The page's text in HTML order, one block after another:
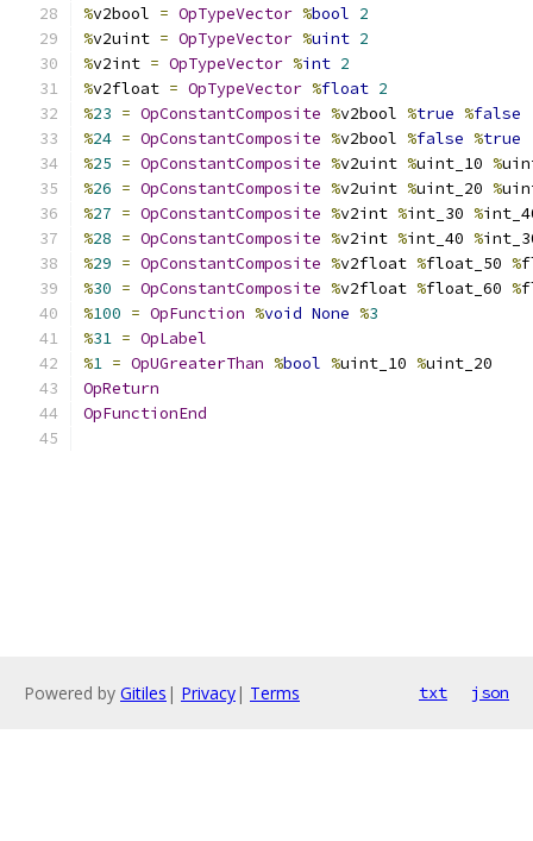
%v2bool = OpTypeVector %bool 2
%v2uint = OpTypeVector %uint 2
%v2int = OpTypeVector %int 2
%v2float = OpTypeVector %float 2
%23 = OpConstantComposite %v2bool %true %false
%24 = OpConstantComposite %v2bool %false %true
%25 = OpConstantComposite %v2uint %uint_10 %
%26 = OpConstantComposite %v2uint %uint_20 %
%27 = OpConstantComposite %v2int %int_30 %
%28 = OpConstantComposite %v2int %int_40 %
%29 = OpConstantComposite %v2float %float_50 %
%30 = OpConstantComposite %v2float %float_60 %
%100 = OpFunction %void None %3
%31 = OpLabel
%1 = OpUGreaterThan %bool %uint_10 %uint_20
OpReturn
OpFunctionEnd
Powered by Gitiles | Privacy| Terms txt json